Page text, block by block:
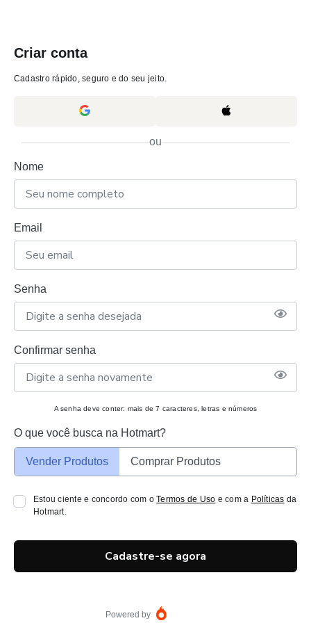
Criar conta
Cadastro rápido, seguro e do seu jeito.
ou
Nome
Email
Senha
Confirmar senha
A senha deve conter: mais de 7 caracteres, letras e números
O que você busca na Hotmart?
Vender Produtos Comprar Produtos
Estou ciente e concordo com oTermos de Uso e com a Políticas da
Hotmart.
Cadastre-se agora
Powered by